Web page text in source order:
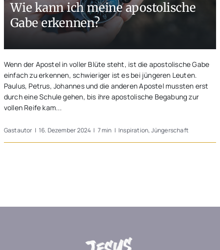
Unterwegs
Wie kann ich meine apostolische
Gabe erkennen?
Wenn der Apostel in voller Blüte steht, ist die apostolische Gabe
einfach zu erkennen, schwieriger ist es bei jüngeren Leuten.
Paulus, Petrus, Johannes und die anderen Apostel mussten erst
durch eine Schule gehen, bis ihre apostolische Begabung zur
vollen Reife kam...
Gastautor | 16. Dezember 2024 | 7 min | Inspiration, Jüngerschaft